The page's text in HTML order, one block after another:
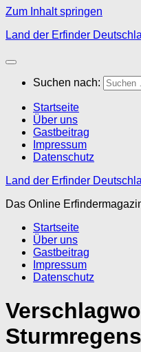
Zum Inhalt springen
Land der Erfinder
Suchen nach:
Startseite
Über uns
Gastbeitrag
Impressum
Datenschutz
Land der Erfinder
Das Online
Startseite
Über uns
Gastbeitrag
Impressum
Datenschutz